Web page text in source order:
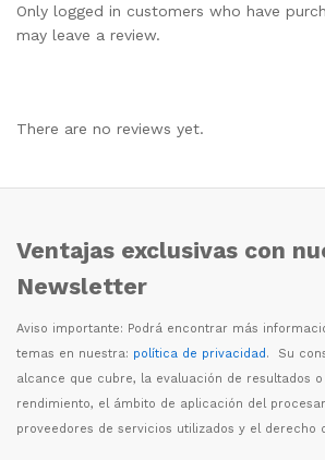
Only logged in customers who have
may leave a review.
There are no reviews yet.
Ventajas exclusivas con
Newsletter
Aviso importante: Podrá encontrar más informaci
temas en nuestra: política de privacidad. Su
alcance que cubre, la evaluación de resultados
rendimiento, el ámbito de aplicación del
proveedores de servicios utilizados y el derecho